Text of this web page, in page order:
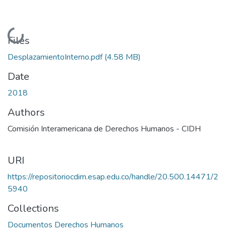
Loading...
Files
DesplazamientoInterno.pdf(4.58 MB)
Date
2018
Authors
Comisión Interamericana de Derechos Humanos - CIDH
URI
https://repositoriocdim.esap.edu.co/handle/20.500.14471/2
5940
Collections
Documentos Derechos Humanos